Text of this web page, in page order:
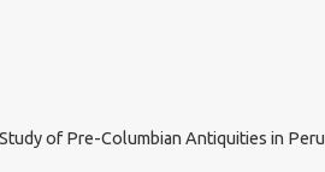
of Pre-Columbian Antiquities in Peru